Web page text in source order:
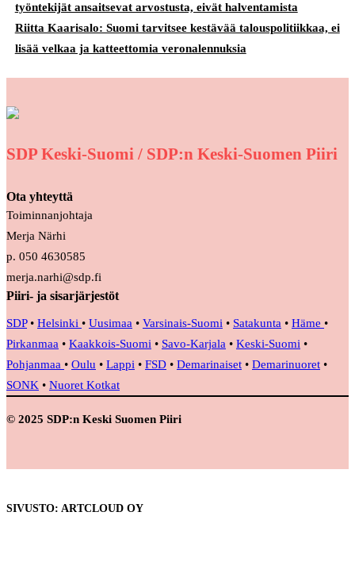
työntekijät ansaitsevat arvostusta, eivät halventamista
Riitta Kaarisalo: Suomi tarvitsee kestävää talouspolitiikkaa, ei
lisää velkaa ja katteettomia veronalennuksia
SDP Keski-Suomi / SDP:n Keski-Suomen Piiri
Ota yhteyttä
Toiminnanjohtaja
Merja Närhi
p. 050 4630585
merja.narhi@sdp.fi
Piiri- ja sisarjärjestöt
SDP• Helsinki • Uusimaa • Varsinais-Suomi • Satakunta • Häme •
Pirkanmaa • Kaakkois-Suomi • Savo-Karjala • Keski-Suomi •
Pohjanmaa • Oulu • Lappi • FSD • Demarinaiset • Demarinuoret •
SONK • Nuoret Kotkat
© 2025 SDP:n Keski Suomen Piiri
SIVUSTO: ARTCLOUD OY